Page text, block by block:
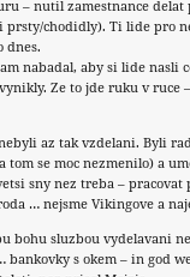
– nutil zamestnance
prsty/chodidly). Ti lide pro
dnes.
nabadal, aby si lide nasli
Ze to jde ruku v ruce
az tak vzdelani. Byli
tom se moc nezmenilo) a
sny nez treba – pracovat
… nejsme Vikingove a
bohu sluzbou vydelavani
bankovky s okem – in god